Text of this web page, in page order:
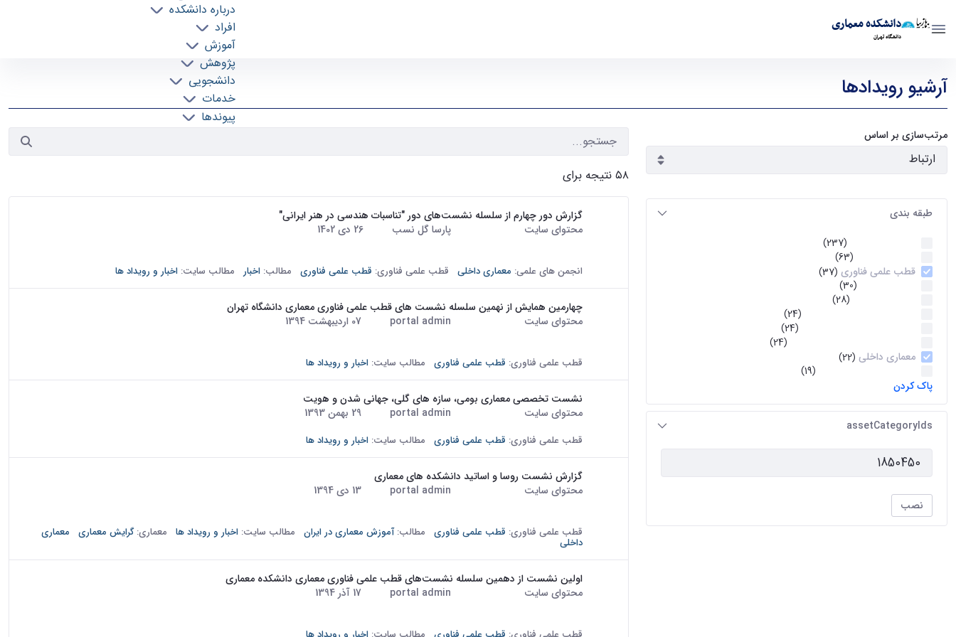
دانشکده معماری
دانشگاه تهران
درباره دانشکده
افراد
آموزش
پژوهش
دانشجویی
خدمات
پیوندها
آرشیو رویدادها
مرتب‌سازی بر اساس
طبقه بندی
(237)
(63)
قطب علمی فناوری (37)
(30)
(28)
(24)
(24)
(24)
معماری داخلی (22)
(19)
پاک کردن
assetCategoryIds
نصب
۵۸ نتیجه برای
گزارش دور چهارم از سلسله نشست‌های دور "تناسبات هندسی در هنر ایرانی"
محتوای سایت
پارسا گل نسب 26 دی 1402
انجمن های علمی: معماری داخلی قطب علمی فناوری: قطب علمی فناوری مطالب: اخبار مطالب سایت: اخبار و رویداد ها
چهارمین همایش از نهمین سلسله نشست ‌های قطب علمی فناوری معماری دانشگاه تهران
محتوای سایت
portal admin 07 اردیبهشت 1394
قطب علمی فناوری: قطب علمی فناوری مطالب سایت: اخبار و رویداد ها
نشست تخصصی معماری بومی، سازه های گلی، جهانی شدن و هویت
محتوای سایت
portal admin 29 بهمن 1393
قطب علمی فناوری: قطب علمی فناوری مطالب سایت: اخبار و رویداد ها
گزارش نشست روسا و اساتید دانشکده های معماری
محتوای سایت
portal admin 13 دی 1394
قطب علمی فناوری: قطب علمی فناوری مطالب:آموزش معماری در ایران مطالب سایت: اخبار و رویداد ها معماری:گرایش معماری معماری
داخلی
اولین نشست از دهمین سلسله نشست‌های قطب علمی فناوری معماری دانشکده معماری
محتوای سایت
portal admin 17 آذر 1394